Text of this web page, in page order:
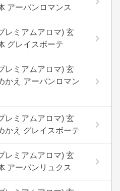
アーバンロマンス
レミアムアロマ) 玄
グレイスボーテ
レミアムアロマ) 玄
かえ アーバンロマン
レミアムアロマ) 玄
かえ グレイスボーテ
レミアムアロマ) 玄
アーバンリュクス